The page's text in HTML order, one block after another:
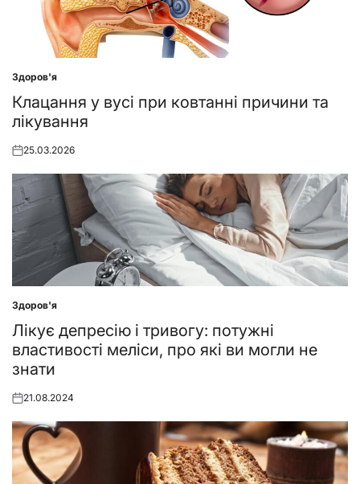
Posted
in
Здоров'я
Клацання у вусі при ковтанні причини та
лікування
Posted
25.03.2026
Posted
in
Здоров'я
Лікує депресію і тривогу: потужні
властивості меліси, про які ви могли не
знати
Posted
21.08.2024